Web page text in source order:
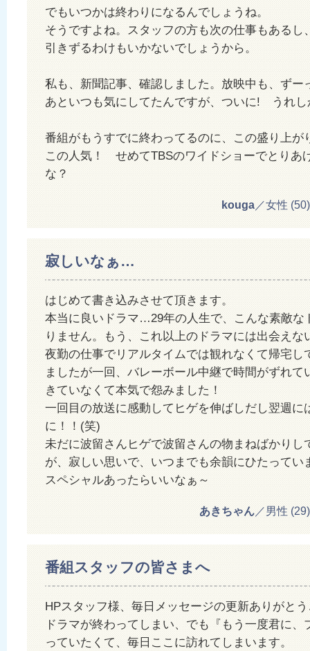
でもいつかは終わりになるんでしょうね。
そうですよね。スタッフの方も次の仕事もあるし
引きずるわけもいかないでしょうから。
私も、新聞記事、確認しました。放映中も、ずー
あといつも気にしてたんですが、ついに! うれし
番組がもうすでに終わってるのに、この盛り上が
この人気！ せめてTBSのワイドショーでとりあ
な？
kouga／女性
寂しいなぁ…
はじめて書き込みさせて頂きます。
本当に良いドラマ…29年の人生で、こんな素敵な
りません。もう、これ以上のドラマには出会えな
夜勤の仕事でリアルタイムでは観れなくて帰宅し
ましたが一回、バレーボール中継で時間がずれて
きていなくて本気で怨みました！
一回目の放送に感動してヒゲを伸ばしだし翌週に
に！！(笑)
未だに波留さんヒゲで波留さんの物まねばかりし
が、寂しい思いで、いつまでも余韻にひたって
スペシャルあったらいいなぁ～
あきちゃん ／男性
番組スタッフの皆さまへ
HPスタッフ様、毎日メッセージの更新ありがと
ドラマが終わってしまい、でも『もう一度君に、
っていたくて、毎日ここに訪れてしまいます。